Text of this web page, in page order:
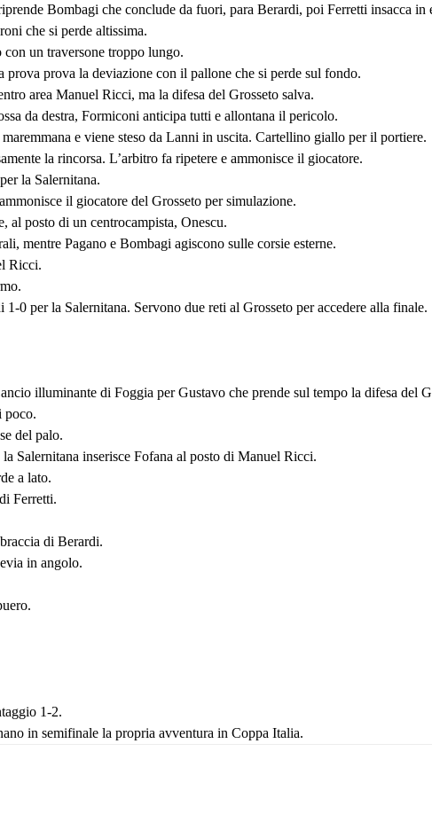
Bombagi che conclude da fuori, para Berardi, poi Ferretti insacca
che si perde altissima.
un traversone troppo lungo.
prova la deviazione con il pallone che si perde sul fondo.
area Manuel Ricci, ma la difesa del Grosseto salva.
da destra, Formiconi anticipa tutti e allontana il pericolo.
e viene steso da Lanni in uscita. Cartellino giallo per il portiere.
la rincorsa. L’arbitro fa ripetere e ammonisce il giocatore.
la Salernitana.
il giocatore del Grosseto per simulazione.
al posto di un centrocampista, Onescu.
mentre Pagano e Bombagi agiscono sulle corsie esterne.
Ricci.
0 per la Salernitana. Servono due reti al Grosseto per accedere alla finale.
illuminante di Foggia per Gustavo che prende sul tempo la difesa del
poco.
del palo.
Salernitana inserisce Fofana al posto di Manuel Ricci.
a lato.
Ferretti.
di Berardi.
in angolo.
1-2.
in semifinale la propria avventura in Coppa Italia.